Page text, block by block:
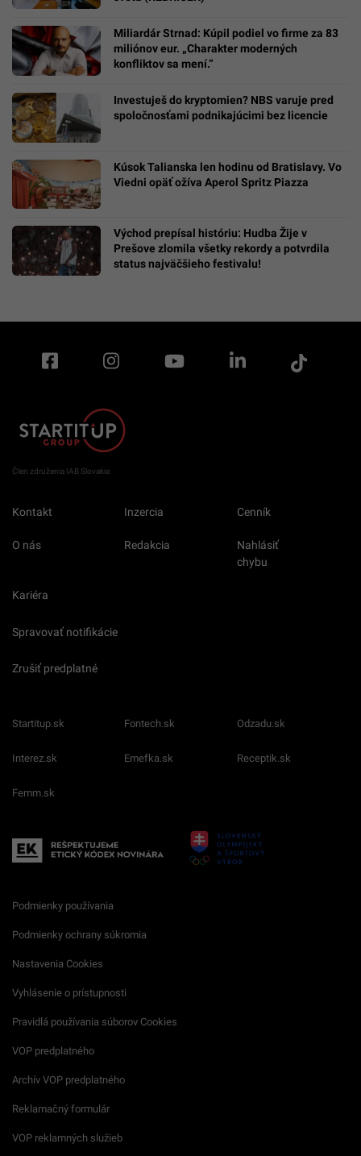
Miliardár Strnad: Kúpil podiel vo firme za 83
miliónov eur. „Charakter moderných
konfliktov sa mení.“
Investuješ do kryptomien? NBS varuje pred
spoločnosťami podnikajúcimi bez licencie
Kúsok Talianska len hodinu od Bratislavy. Vo
Viedni opäť ožíva Aperol Spritz Piazza
Východ prepísal históriu: Hudba Žije v
Prešove zlomila všetky rekordy a potvrdila
status najväčšieho festivalu!
Člen združenia IAB Slovakia
Kontakt Inzercia Cenník
O nás Redakcia
Nahlásiť
chybu
Kariéra
Spravovať notifikácie
Zrušiť predplatné
Startitup.sk Fontech.sk Odzadu.sk
Interez.sk Emefka.sk Receptik.sk
Femm.sk
Podmienky používania
Podmienky ochrany súkromia
Nastavenia Cookies
Vyhlásenie o prístupnosti
Pravidlá používania súborov Cookies
VOP predplatného
Archív VOP predplatného
Reklamačný formulár
VOP reklamných služieb